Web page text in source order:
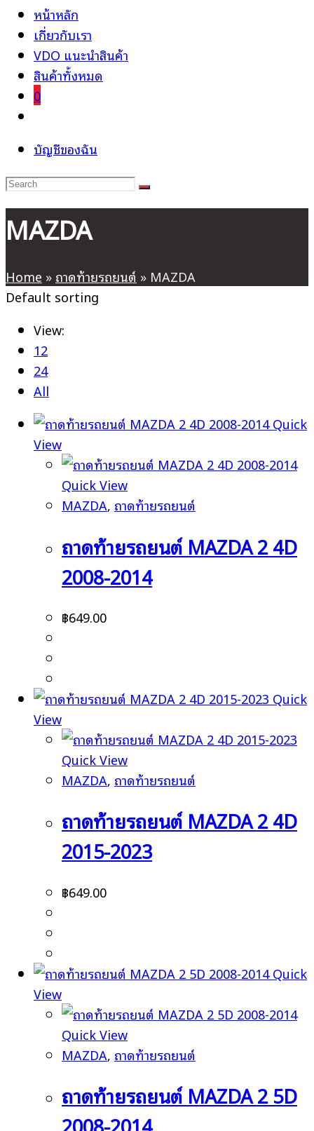
SEARCH
หน้าหลัก
เกี่ยวกับเรา
VDO แนะนำสินค้า
สินค้าทั้งหมด
0
search
บัญชีของฉัน
MAZDA
Home » ถาดท้ายรถยนต์ » MAZDA
Default sorting
View:
12
24
All
Quick
View
Quick View
MAZDA, ถาดท้ายรถยนต์
ถาดท้ายรถยนต์ MAZDA 2 4D
2008-2014
฿649.00
Quick
View
Quick View
MAZDA, ถาดท้ายรถยนต์
ถาดท้ายรถยนต์ MAZDA 2 4D
2015-2023
฿649.00
Quick
View
Quick View
MAZDA, ถาดท้ายรถยนต์
ถาดท้ายรถยนต์ MAZDA 2 5D